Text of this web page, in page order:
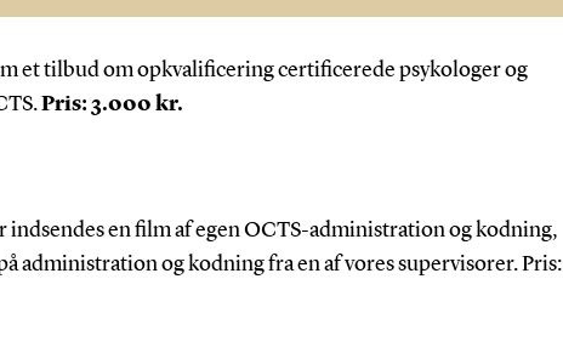
et tilbud om opkvalificering certificerede psykologer og
Pris: 3.000 kr.
indsendes en film af egen OCTS-administration og kodning,
administration og kodning fra en af vores supervisorer. Pris: